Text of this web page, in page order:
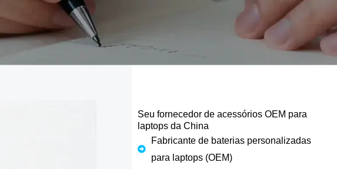
Seu fornecedor de acessórios OEM para
laptops da China
Fabricante de baterias personalizadas
para laptops (OEM)